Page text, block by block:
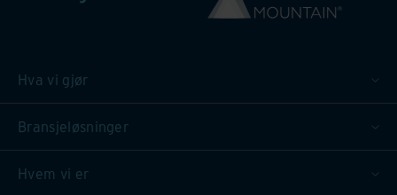
Hva vi gjør
Bransjeløsninger
Hvem vi er